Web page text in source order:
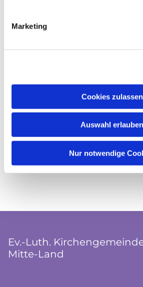
Marketing
Cookies zulassen
Auswahl erlauben
Nur notwendige
Ev.-Luth.
Mitte-Land